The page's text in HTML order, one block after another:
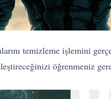
temizleme işlemini
öğrenmeniz